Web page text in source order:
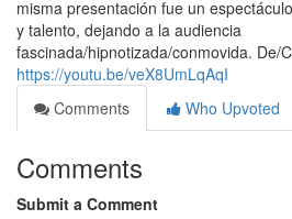
misma presentación fue un
y talento, dejando a la audiencia
fascinada/hipnotizada/conmovida. De/
https://youtu.be/veX8UmLqAqI
Comments
Who Upvoted
Comments
Submit a Comment